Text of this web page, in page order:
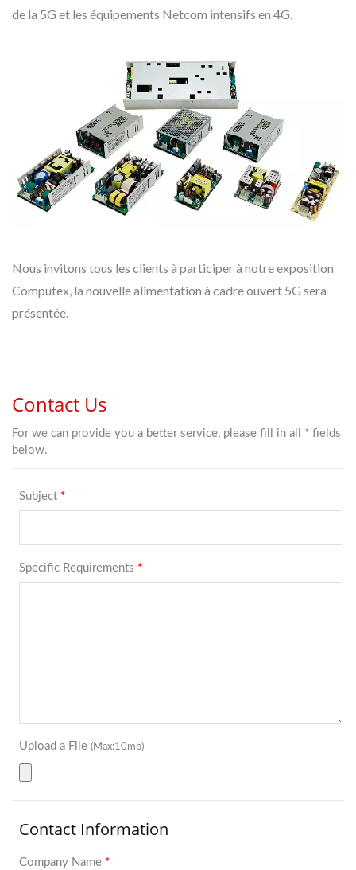
de la 5G et les équipements Netcom intensifs en 4G.
Nous invitons tous les clients à participer à notre exposition
Computex, la nouvelle alimentation à cadre ouvert 5G sera
présentée.